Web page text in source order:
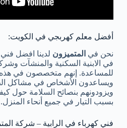
أفضل معلم كهربجي في الكويت:
نحن في المتميزون لدينا افضل
في الابنية السكنية والمنشآت
للمساعدة. إنهم متخصصون في هذه
ويساعدون الأشخاص في مشاكل
ويزودونهم بنصائح السلامة حول
بسبب التيار في جميع أنحاء المنزل.
فني كهرباء في الرابية – شركة